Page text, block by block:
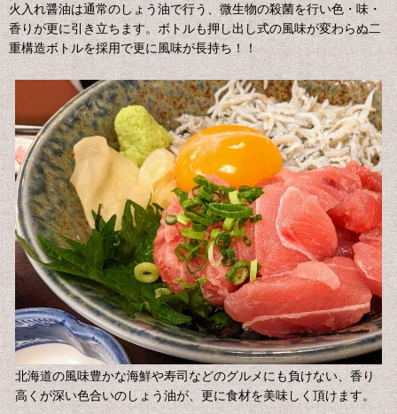
火入れ醤油は通常のしょう油で行う、微生物の殺菌を行い色・味・
香りが更に引き立ちます。ボトルも押し出し式の風味が変わらぬ二
重構造ボトルを採用で更に風味が長持ち！！
北海道の風味豊かな海鮮や寿司などのグルメにも負けない、香り
高くが深い色合いのしょう油が、更に食材を美味しく頂けます。